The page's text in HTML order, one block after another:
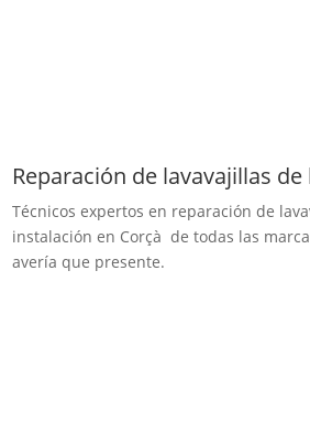
Reparación de lavavajillas
Técnicos expertos en reparación de
instalación en Corçà de todas las
avería que presente.